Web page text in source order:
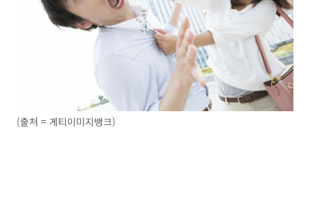
(출처 = 게티이미지뱅크)